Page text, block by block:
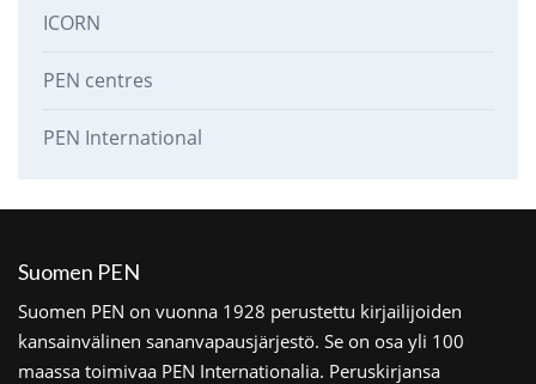
ICORN
PEN centres
PEN International
Suomen PEN
Suomen PEN on vuonna 1928 perustettu kirjailijoiden
kansainvälinen sananvapausjärjestö. Se on osa yli 100
maassa toimivaa PEN Internationalia. Peruskirjansa